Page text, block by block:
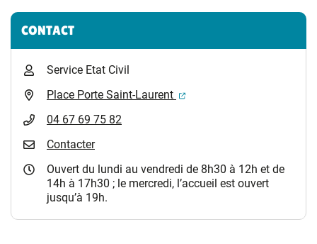
CONTACT
Service Etat Civil
Place Porte Saint-Laurent
(ouverture dans un
04 67 69 75 82
Contacter
Ouvert du lundi au vendredi de 8h30 à 12h et de
14h à 17h30 ; le mercredi, l’accueil est ouvert
jusqu’à 19h.